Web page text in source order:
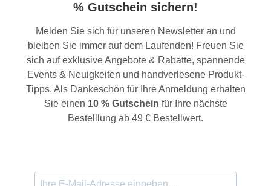
% Gutschein sichern!
Melden Sie sich für unseren Newsletter an und
bleiben Sie immer auf dem Laufenden! Freuen Sie
sich auf exklusive Angebote & Rabatte, spannende
Events & Neuigkeiten und handverlesene Produkt-
Tipps. Als Dankeschön für Ihre Anmeldung erhalten
Sie einen 10 % Gutschein für Ihre nächste
Bestelllung ab 49 € Bestellwert.